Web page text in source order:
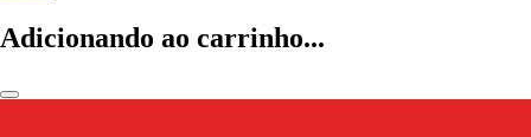
Adicionando ao carrinho...